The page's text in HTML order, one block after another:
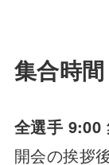
集合時
全選手 9:00
開会の挨拶後